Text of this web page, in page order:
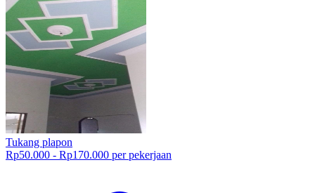
Tukang plapon
Rp50.000 - Rp170.000 per pekerjaan